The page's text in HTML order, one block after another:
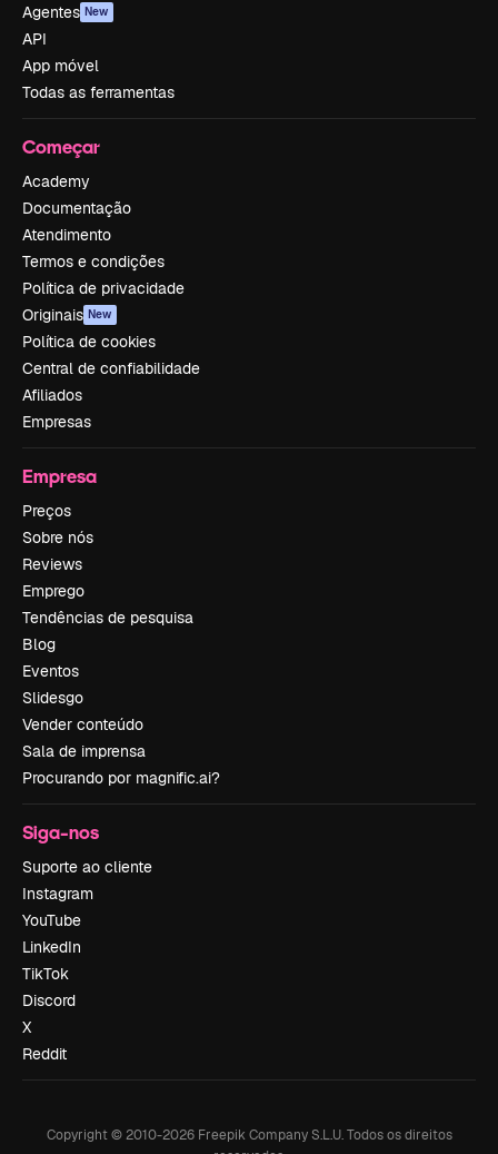
Agentes New
API
App móvel
Todas as ferramentas
Começar
Academy
Documentação
Atendimento
Termos e condições
Política de privacidade
Originais New
Política de cookies
Central de confiabilidade
Afiliados
Empresas
Empresa
Preços
Sobre nós
Reviews
Emprego
Tendências de pesquisa
Blog
Eventos
Slidesgo
Vender conteúdo
Sala de imprensa
Procurando por magnific.ai?
Siga-nos
Suporte ao cliente
Instagram
YouTube
LinkedIn
TikTok
Discord
X
Reddit
Copyright © 2010-2026Freepik Company S.L.U. Todos os direitos